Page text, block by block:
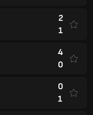
2
1
4
0
0
1